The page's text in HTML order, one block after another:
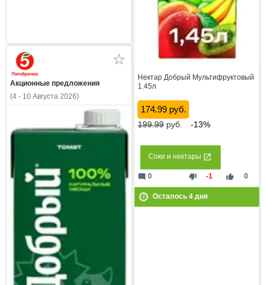
Нектар Добрый Мультифруктовый
1.45л
174.99 руб.
199.99руб. -13%
Соки и нектары
thumb_down -1 thumb_up 0
mode_comment 0
Осталось 4дня
Акционные предложения
(4 - 10 Августа 2026)